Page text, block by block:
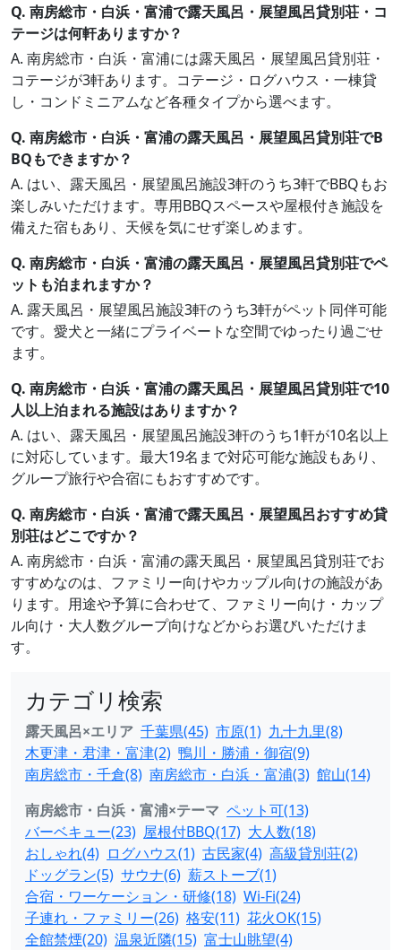
Q. 南房総市・白浜・富浦で露天風呂・展望風呂貸別荘・コ
テージは何軒ありますか？
A. 南房総市・白浜・富浦には露天風呂・展望風呂貸別荘・
コテージが3軒あります。コテージ・ログハウス・一棟貸
し・コンドミニアムなど各種タイプから選べます。
Q. 南房総市・白浜・富浦の露天風呂・展望風呂貸別荘でB
BQもできますか？
A. はい、露天風呂・展望風呂施設3軒のうち3軒でBBQもお
楽しみいただけます。専用BBQスペースや屋根付き施設を
備えた宿もあり、天候を気にせず楽しめます。
Q. 南房総市・白浜・富浦の露天風呂・展望風呂貸別荘でペ
ットも泊まれますか？
A. 露天風呂・展望風呂施設3軒のうち3軒がペット同伴可能
です。愛犬と一緒にプライベートな空間でゆったり過ごせ
ます。
Q. 南房総市・白浜・富浦の露天風呂・展望風呂貸別荘で10
人以上泊まれる施設はありますか？
A. はい、露天風呂・展望風呂施設3軒のうち1軒が10名以上
に対応しています。最大19名まで対応可能な施設もあり、
グループ旅行や合宿にもおすすめです。
Q. 南房総市・白浜・富浦で露天風呂・展望風呂おすすめ貸
別荘はどこですか？
A. 南房総市・白浜・富浦の露天風呂・展望風呂貸別荘でお
すすめなのは、ファミリー向けやカップル向けの施設があ
ります。用途や予算に合わせて、ファミリー向け・カップ
ル向け・大人数グループ向けなどからお選びいただけま
す。
カテゴリ検索
露天風呂×エリア 千葉県(45) 市原(1) 九十九里(8)
木更津・君津・富津(2) 鴨川・勝浦・御宿(9)
南房総市・千倉(8) 南房総市・白浜・富浦(3) 館山(14)
南房総市・白浜・富浦×テーマ ペット可(13)
バーベキュー(23) 屋根付BBQ(17) 大人数(18)
おしゃれ(4) ログハウス(1) 古民家(4) 高級貸別荘(2)
ドッグラン(5) サウナ(6) 薪ストーブ(1)
合宿・ワーケーション・研修(18) Wi-Fi(24)
子連れ・ファミリー(26) 格安(11) 花火OK(15)
全館禁煙(20) 温泉近隣(15) 富士山眺望(4)